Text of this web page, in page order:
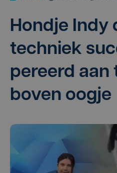
Hond­je Indy
tech­niek
pe­reerd aan
boven oogje